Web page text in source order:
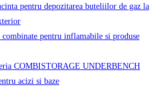
pentru depozitarea buteliilor de gaz la
pentru inflamabile si produse
COMBISTORAGE UNDERBENCH
acizi si baze